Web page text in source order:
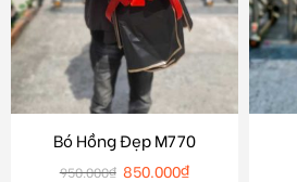
Bó Hồng Đẹp M770
950.000₫ 850.000₫